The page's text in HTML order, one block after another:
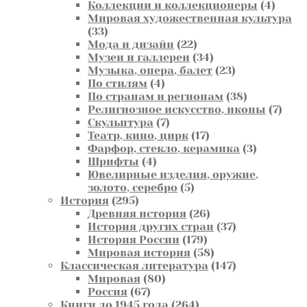
товаров
Коллекции и коллекционеры 44
Мировая художественная культура
3333
товара
Мода и дизайн 2222
товара
Музеи и галлереи 3434
товара
Музыка, опера, балет 2323
По стилям 44
товара
По странам и регионам 3838
товаров
Религиозное искусство, иконы 77
Скульптура 77
товаров
Театр, кино, цирк 1717
товаров
Фарфор, стекло, керамика 33
Шрифты 44
товара
Ювелирные изделия, оружие,
золото, серебро 55
История 295295
товаров
Древняя история 2626
товаров
История других стран 3737
История России 179179
товаров
Мировая история 5858
товаров
Классическая литература 147147
Мировая 8080
Россия 6767
товаров264